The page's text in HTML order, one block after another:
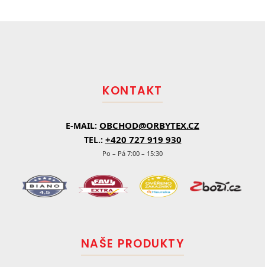
KONTAKT
E-MAIL: OBCHOD@ORBYTEX.CZ
TEL.: +420 727 919 930
Po – Pá 7:00 – 15:30
NAŠE PRODUKTY